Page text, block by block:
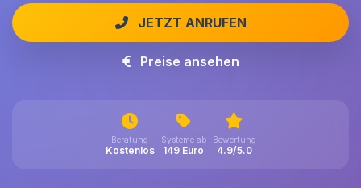
JETZT ANRUFEN
Preise ansehen
Beratung
Kostenlos
Systeme ab
149 Euro
Bewertung
4.9/5.0